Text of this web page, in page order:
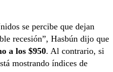
se percibe que dejan
recesión”, Hasbún dijo que
a los $950. Al contrario, si
mostrando índices de